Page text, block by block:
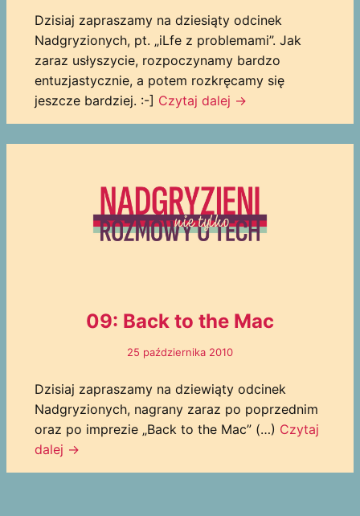
Dzisiaj zapraszamy na dziesiąty odcinek
Nadgryzionych, pt. „iLfe z problemami”. Jak
zaraz usłyszycie, rozpoczynamy bardzo
entuzjastycznie, a potem rozkręcamy się
jeszcze bardziej. :-] Czytaj dalej →
09: Back to the Mac
25 października 2010
Dzisiaj zapraszamy na dziewiąty odcinek
Nadgryzionych, nagrany zaraz po poprzednim
oraz po imprezie „Back to the Mac” (…) Czytaj
dalej →